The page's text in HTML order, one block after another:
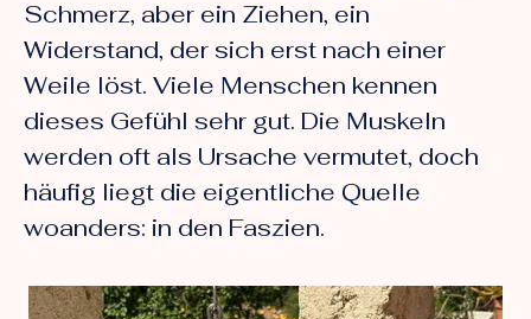
Schmerz, aber ein Ziehen, ein
Widerstand, der sich erst nach einer
Weile löst. Viele Menschen kennen
dieses Gefühl sehr gut. Die Muskeln
werden oft als Ursache vermutet, doch
häufig liegt die eigentliche Quelle
woanders: in den Faszien.